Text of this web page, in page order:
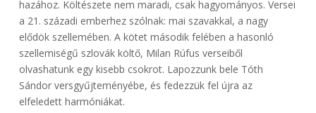
hazához. Költészete nem maradi, csak hagyományos. Versei
a 21. századi emberhez szólnak: mai szavakkal, a nagy
elődök szellemében. A kötet második felében a hasonló
szellemiségű szlovák költő, Milan Rúfus verseiből
olvashatunk egy kisebb csokrot. Lapozzunk bele Tóth
Sándor versgyűjteményébe, és fedezzük fel újra az
elfeledett harmóniákat.